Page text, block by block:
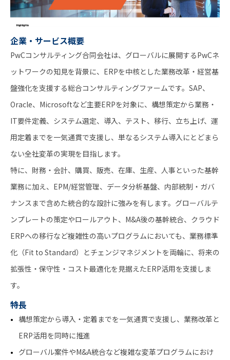
企業・サービス概要
PwCコンサルティング合同会社は、グローバルに展開するPwCネ
ットワークの知見を背景に、ERPを中核とした業務改革・経営基
盤強化を支援する総合コンサルティングファームです。SAP、
Oracle、Microsoftなど主要ERPを対象に、構想策定から業務・
IT要件定義、システム選定、導入、テスト、移行、立ち上げ、運
用定着までを一気通貫で支援し、単なるシステム導入にとどまら
ない全社変革の実現を目指します。
特に、財務・会計、購買、販売、在庫、生産、人事といった基幹
業務に加え、EPM/経営管理、データ分析基盤、内部統制・ガバ
ナンスまで含めた統合的な設計に強みを有します。グローバルテ
ンプレートの策定やロールアウト、M&A後の基幹統合、クラウド
ERPへの移行など複雑性の高いプログラムにおいても、業務標準
化（Fit to Standard）とチェンジマネジメントを両輪に、将来の
拡張性・保守性・コスト最適化を見据えたERP活用を支援しま
す。
特長
構想策定から導入・定着までを一気通貫で支援し、業務改革と
ERP活用を同時に推進
グローバル案件やM&A統合など複雑な変革プログラムにおけ